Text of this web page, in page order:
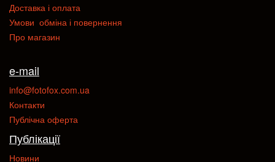
Доставка і оплата
Умови обміна і повернення
Про магазин
e-mail
info@fotofox.com.ua
Контакти
Публічна оферта
Публікації
Новини